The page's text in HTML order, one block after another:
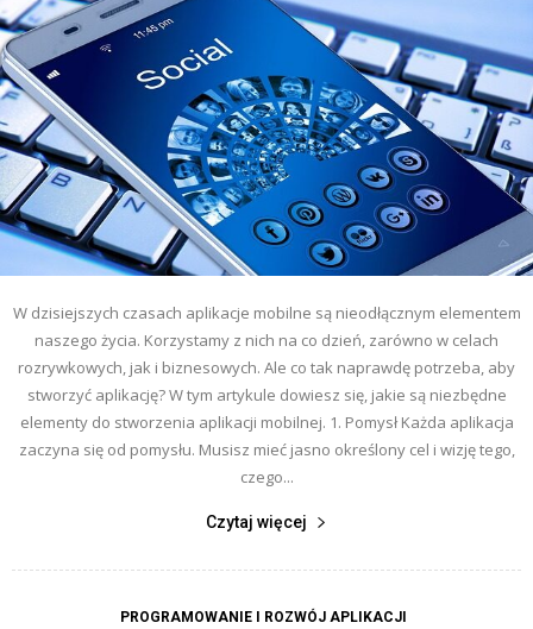
W dzisiejszych czasach aplikacje mobilne są nieodłącznym elementem
naszego życia. Korzystamy z nich na co dzień, zarówno w celach
rozrywkowych, jak i biznesowych. Ale co tak naprawdę potrzeba, aby
stworzyć aplikację? W tym artykule dowiesz się, jakie są niezbędne
elementy do stworzenia aplikacji mobilnej. 1. Pomysł Każda aplikacja
zaczyna się od pomysłu. Musisz mieć jasno określony cel i wizję tego,
czego...
Czytaj więcej
PROGRAMOWANIE I ROZWÓJ APLIKACJI